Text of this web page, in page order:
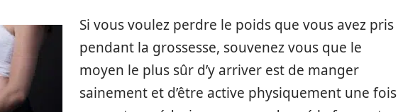
Si vous voulez perdre le poids que vous avez pris
pendant la grossesse, souvenez vous que le
moyen le plus sûr d’y arriver est de manger
sainement et d’être active physiquement une fois